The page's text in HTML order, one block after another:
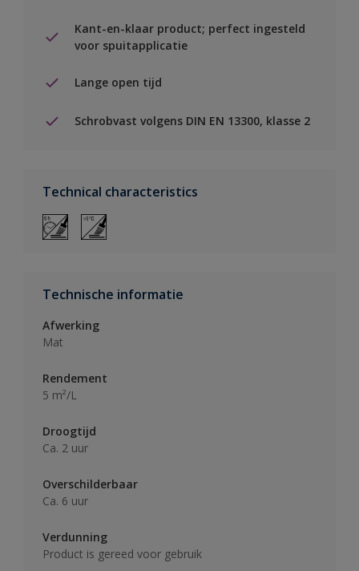
Kant-en-klaar product; perfect ingesteld
voor spuitapplicatie
Lange open tijd
Schrobvast volgens DIN EN 13300, klasse 2
Technical characteristics
Technische informatie
Afwerking
Mat
Rendement
5 m²/L
Droogtijd
Ca. 2 uur
Overschilderbaar
Ca. 6 uur
Verdunning
Product is gereed voor gebruik